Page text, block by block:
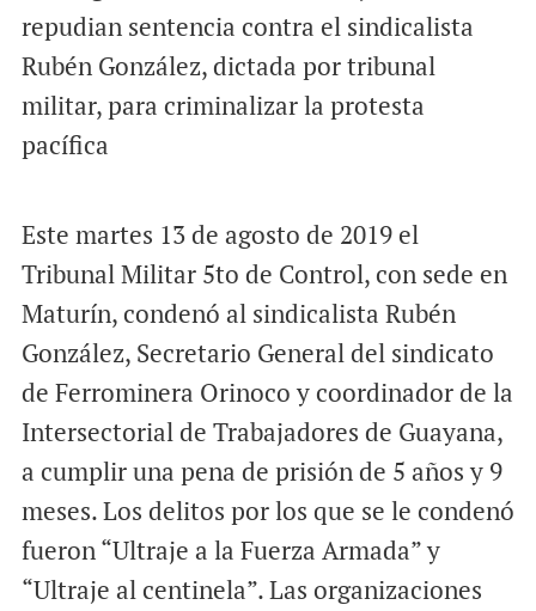
repudian sentencia contra el sindicalista
Rubén González, dictada por tribunal
militar, para criminalizar la protesta
pacífica
Este martes 13 de agosto de 2019 el
Tribunal Militar 5to de Control, con sede en
Maturín, condenó al sindicalista Rubén
González, Secretario General del sindicato
de Ferrominera Orinoco y coordinador de la
Intersectorial de Trabajadores de Guayana,
a cumplir una pena de prisión de 5 años y 9
meses. Los delitos por los que se le condenó
fueron “Ultraje a la Fuerza Armada” y
“Ultraje al centinela”. Las organizaciones